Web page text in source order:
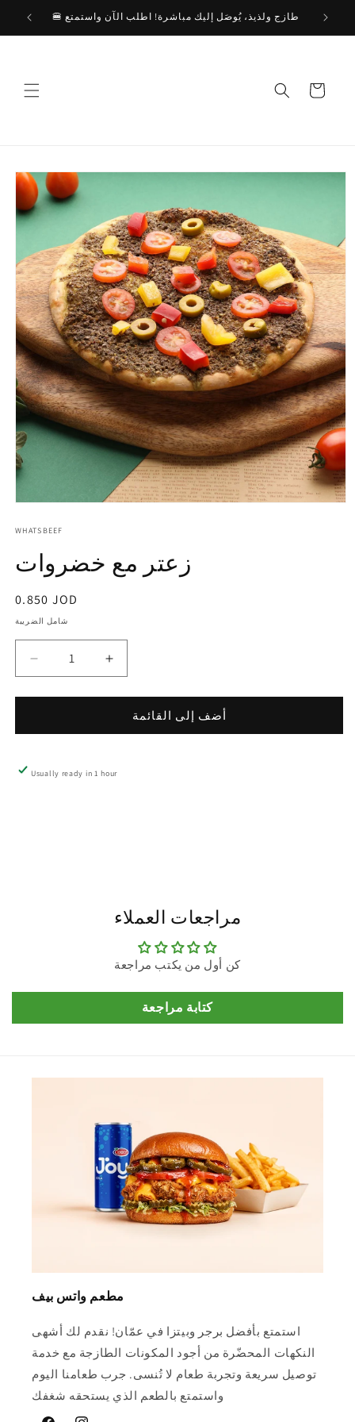
🍔 طازج ولذيذ، يُوصَل إليك مباشرة! اطلب الآن واستمتع
WHATSBEEF
زعتر مع خضروات
0.850 JOD
شامل الضريبة
أضف إلى القائمة
Usually ready in 1 hour
مراجعات العملاء
كن أول من يكتب مراجعة
كتابة مراجعة
مطعم واتس بيف
استمتع بأفضل برجر وبيتزا في عمّان! نقدم لك أشهى
النكهات المحضّرة من أجود المكونات الطازجة مع خدمة
توصيل سريعة وتجربة طعام لا تُنسى. جرب طعامنا اليوم
واستمتع بالطعم الذي يستحقه شغفك